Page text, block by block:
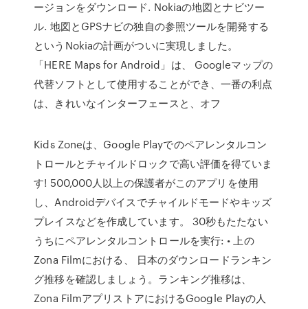
ージョンをダウンロード. Nokiaの地図とナビツー
ル. 地図とGPSナビの独自の参照ツールを開発する
というNokiaの計画がついに実現しました。
「HERE Maps for Android」は、 Googleマップの
代替ソフトとして使用することができ、一番の利点
は、きれいなインターフェースと、オフ
Kids Zoneは、Google Playでのペアレンタルコン
トロールとチャイルドロックで高い評価を得ていま
す! 500,000人以上の保護者がこのアプリを使用
し、Androidデバイスでチャイルドモードやキッズ
プレイスなどを作成しています。 30秒もたたない
うちにペアレンタルコントロールを実行: • 上の
Zona Filmにおける、 日本のダウンロードランキン
グ推移を確認しましょう。ランキング推移は、
Zona FilmアプリストアにおけるGoogle Playの人